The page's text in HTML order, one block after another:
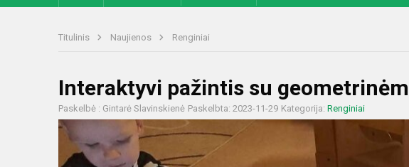
Titulinis Naujienos Renginiai
Interaktyvi pažintis su
Paskelbė : Gintarė Slavinskienė Paskelbta: 2023-11-29 Kategorija: Renginiai